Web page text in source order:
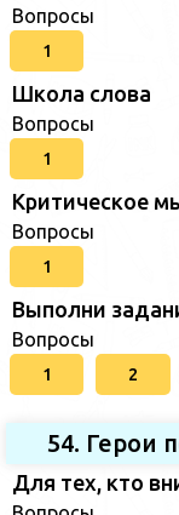
Вопросы
1
Школа слова
Вопросы
1
Критическое
Вопросы
1
Выполни
Вопросы
1 2
54. Герои
Для тех, кто